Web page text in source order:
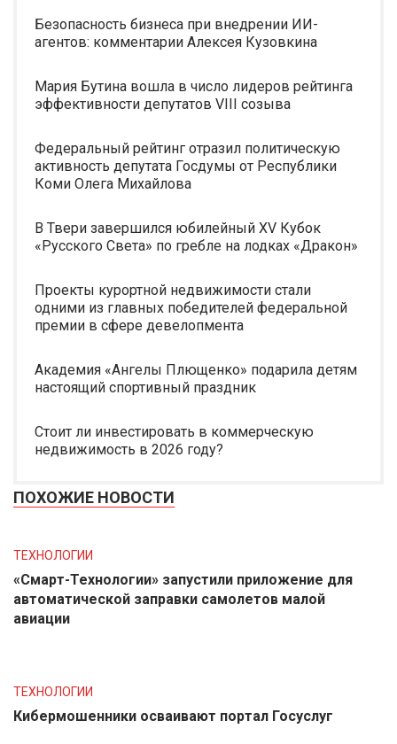
Безопасность бизнеса при внедрении ИИ-
агентов: комментарии Алексея Кузовкина
Мария Бутина вошла в число лидеров рейтинга
эффективности депутатов VIII созыва
Федеральный рейтинг отразил политическую
активность депутата Госдумы от Республики
Коми Олега Михайлова
В Твери завершился юбилейный XV Кубок
«Русского Света» по гребле на лодках «Дракон»
Проекты курортной недвижимости стали
одними из главных победителей федеральной
премии в сфере девелопмента
Академия «Ангелы Плющенко» подарила детям
настоящий спортивный праздник
Стоит ли инвестировать в коммерческую
недвижимость в 2026 году?
ПОХОЖИЕ НОВОСТИ
ТЕХНОЛОГИИ
«Смарт-Технологии» запустили приложение для
автоматической заправки самолетов малой
авиации
ТЕХНОЛОГИИ
Кибермошенники осваивают портал Госуслуг